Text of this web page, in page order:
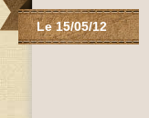
Le 15/05/12